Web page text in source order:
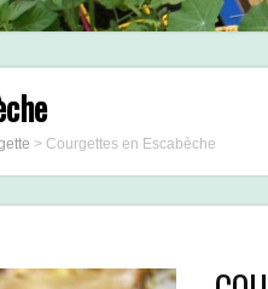
> Courgettes en Escabèche